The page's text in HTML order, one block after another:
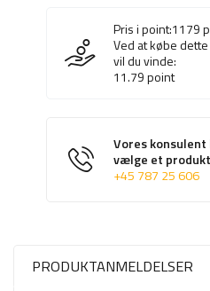
Pris i point:1179
Ved at købe
vil du vinde:
11.79point
Vores
vælge et produkt
+45 787 25 606
PRODUKTANMELDELSER